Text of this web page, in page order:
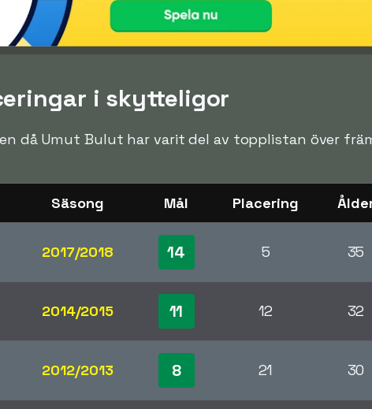
i skytteligor
då Umut Bulut har varit del av topplistan över
Säsong Mål Placering
2017/2018 14 5 35
2014/2015 11 12 32
2012/2013 8 21 30